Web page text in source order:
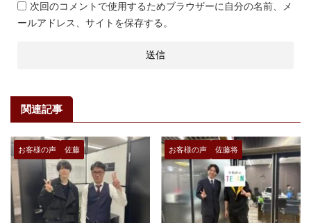
次回のコメントで使用するためブラウザーに自分の名前、メ
ールアドレス、サイトを保存する。
関連記事
お客様の声 佐藤 お客様の声 佐藤将